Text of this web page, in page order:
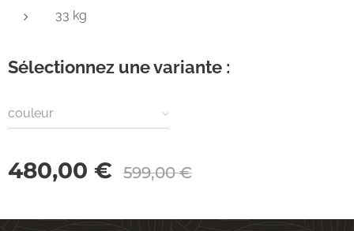
33 kg
Sélectionnez une variante :
couleur
480,00 € 599,00€